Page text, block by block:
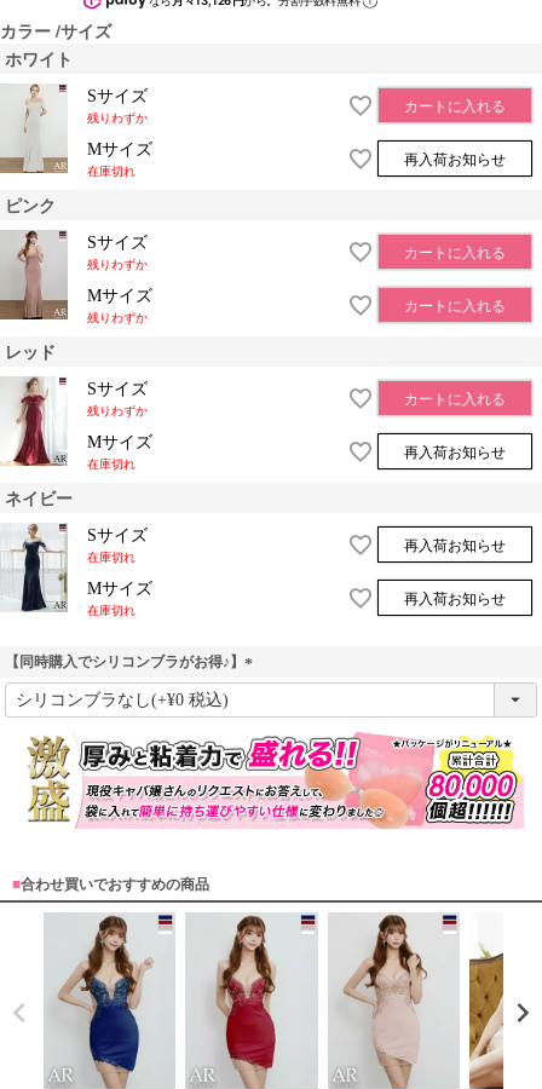
カラー サイズ
ホワイト
Sサイズ
残りわずか
カートに入れる
Mサイズ
在庫切れ
再入荷お知らせ
ピンク
Sサイズ
残りわずか
カートに入れる
Mサイズ
残りわずか
カートに入れる
レッド
Sサイズ
残りわずか
カートに入れる
Mサイズ
在庫切れ
再入荷お知らせ
ネイビー
Sサイズ
在庫切れ
再入荷お知らせ
Mサイズ
在庫切れ
再入荷お知らせ
【同時購入でシリコンブラがお得♪】
(
)
■合わせ買いでおすすめの商品